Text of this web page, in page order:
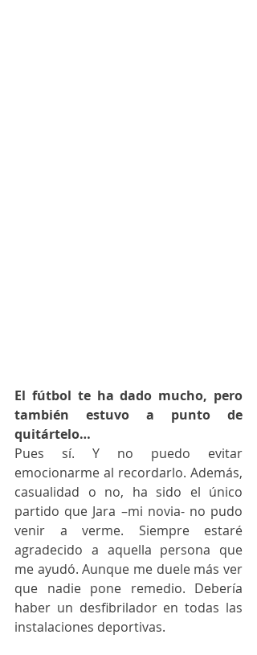
El fútbol te ha dado mucho, pero
también estuvo a punto de
quitártelo…
Pues sí. Y no puedo evitar
emocionarme al recordarlo. Además,
casualidad o no, ha sido el único
partido que Jara –mi novia- no pudo
venir a verme. Siempre estaré
agradecido a aquella persona que
me ayudó. Aunque me duele más ver
que nadie pone remedio. Debería
haber un desfibrilador en todas las
instalaciones deportivas.